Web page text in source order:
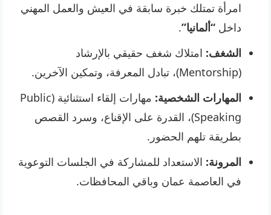
امرأة تمتلك خبرة سابقة في العيش والعمل المهني
داخل“ألمانيا”.
الشغف: امتلاك شغف حقيقي بالإرشاد
(Mentorship)، تبادل المعرفة، وتمكين الآخرين.
المهارات الشخصية:
مهارات إلقاء استثنائية (Public
Speaking)، القدرة على الإقناع، وسرد القصص
بطريقة تلهم الحضور.
المرونة: الاستعداد للمشاركة في الجلسات التوعوية
في العاصمة عمان وباقي المحافظات.